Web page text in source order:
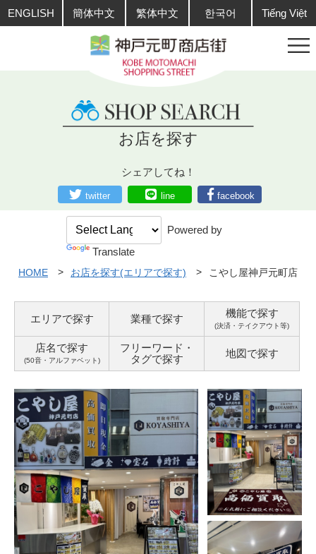
ENGLISH 簡体中文 繁体中文 한국어 Tiếng Việt
お店を探す
シェアしてね！
twitter line facebook
Powered by
Translate
HOME お店を探す(エリアで探す) こやし屋神戸元町店
エリアで探す 業種で探す 機能で探す
(決済・テイクアウト等)
店名で探す
(50音・アルファベット)
フリーワード・
タグで探す 地図で探す